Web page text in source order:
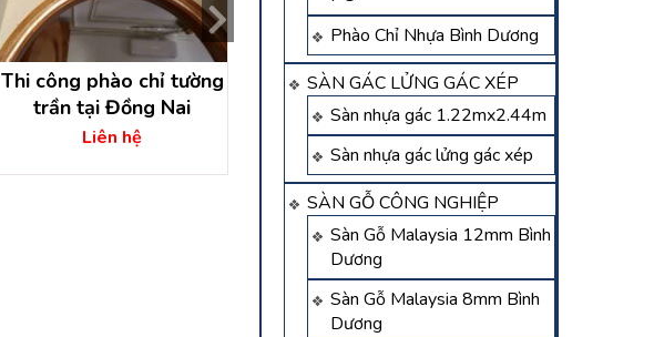
Phào Chỉ Nhựa Bình Dương
SÀN GÁC LỬNG GÁC XÉP
Sàn nhựa gác 1.22mx2.44m
Sàn nhựa gác lửng gác xép
SÀN GỖ CÔNG NGHIỆP
Sàn Gỗ Malaysia 12mm Bình
Dương
Sàn Gỗ Malaysia 8mm Bình
Dương
Thi công phào chỉ tường
trần tại Đồng Nai
Liên hệ
thi công phào chỉ pu , ps
quận 5 – hồ chí minh
Được xếp hạng5.005 sao
Liên hệ
thi công phào chỉ
tân uyên – bình
Được xếp hạng